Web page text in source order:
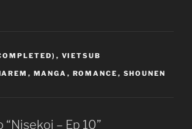
Nisekoi
Shaft
, VIETSUB
, MANGA , ROMANCE , SHOUNEN
– Ep 10”